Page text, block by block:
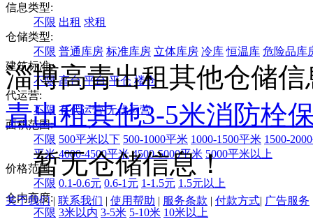
信息类型:
不限 出租 求租
仓储类型:
不限 普通库房 标准库房 立体库房 冷库 恒温库 危险品库
建筑标准:
不限 高台 平台 平仓 楼仓
代运营:
不限 有代运营 无代运营
面积范围:
不限 500平米以下 500-1000平米 1000-1500平米 1500-
平米 4000-4500平米 4500-5000平米 5000平米以上
价格范围:
不限 0.1-0.6元 0.6-1元 1-1.5元 1.5元以上
仓内高度:
不限 3米以内 3-5米 5-10米 10米以上
淄博高青出租其他仓储信
青出租其他3-5米消防栓
暂无仓储信息！
关于我们| 联系我们 | 使用帮助 | 服务条款 | 付款方式| 广告服务